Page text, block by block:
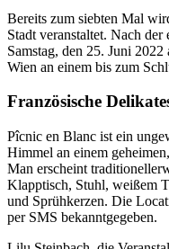
Bereits zum siebten Mal
Stadt veranstaltet. Nach
Samstag, den 25. Juni
Wien an einem bis zum
Französische
Pîcnic en Blanc ist ein
Himmel an einem
Man erscheint
Klapptisch, Stuhl, weißem
und Sprühkerzen. Die
per SMS bekanntgegeben.